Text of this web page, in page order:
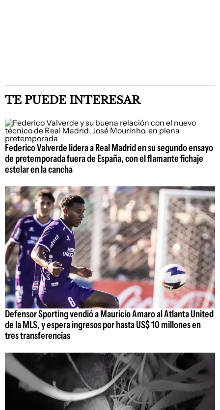
TE PUEDE INTERESAR
Federico Valverde lidera a Real Madrid en su segundo ensayo
de pretemporada fuera de España, con el flamante fichaje
estelar en la cancha
Defensor Sporting vendió a Mauricio Amaro al Atlanta United
de la MLS, y espera ingresos por hasta US$ 10 millones en
tres transferencias